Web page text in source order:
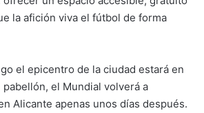
la afición viva el fútbol de forma
el epicentro de la ciudad estará en
el Mundial volverá a
Alicante apenas unos días después.